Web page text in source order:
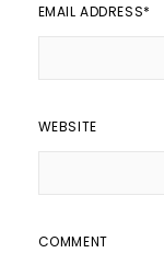
EMAIL ADDRESS*
WEBSITE
COMMENT